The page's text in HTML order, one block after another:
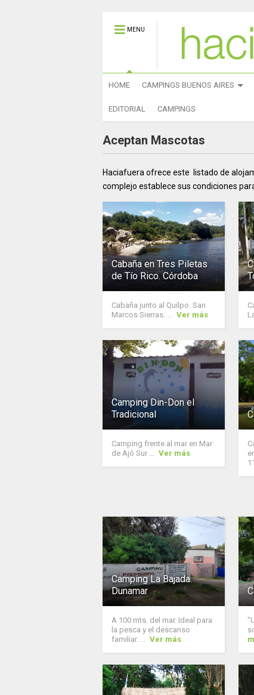
MENU
HOME CAMPINGS BUENOS AIRES
EDITORIAL CAMPINGS
Aceptan Mascotas
Haciafuera ofrece este listado de
complejo establece sus condiciones
Cabaña en Tres Piletas
de Tío Rico. Córdoba
Cabaña junto al Quilpo. San
Marcos Sierras. ... Ver más
Camping Din-Don el
Tradicional
Camping frente al mar en Mar
de Ajó Sur ... Ver más
Camping La Bajada.
Dunamar
A 100 mts. del mar. Ideal para
la pesca y el descanso
familiar. ... Ver más